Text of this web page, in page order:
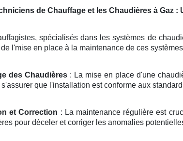
de Chauffage et les Chaudières à Gaz
spécialisés dans les systèmes de
l'mise en place à la maintenance de ces
des Chaudières : La mise en place d'une
que l'installation est conforme aux
et Correction : La maintenance régulière est
pour déceler et corriger les anomalies